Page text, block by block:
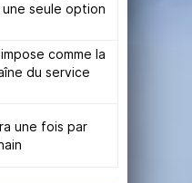
seule option
comme la
du service
une fois par